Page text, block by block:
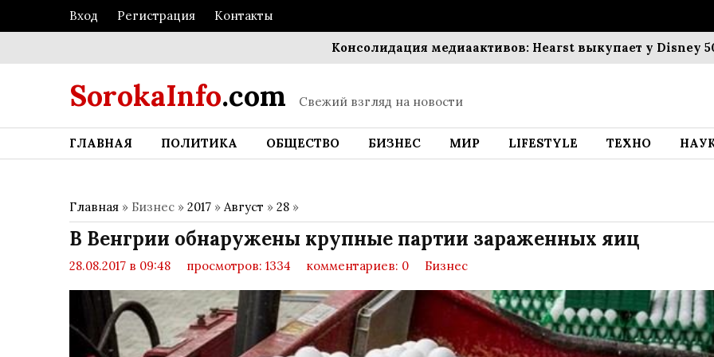
Вход Регистрация Контакты
Консолидация медиаактивов: Hearst выкупает у Disney 50%
SorokaInfo.com Свежий взгляд на новости
ГЛАВНАЯ ПОЛИТИКА ОБЩЕСТВО БИЗНЕС МИР LIFESTYLE ТЕХНО
Главная » Бизнес » 2017 » Август » 28 »
В Венгрии обнаружены крупные партии зараженных яиц
28.08.2017 в 09:48 просмотров: 1334 комментариев: 0 Бизнес